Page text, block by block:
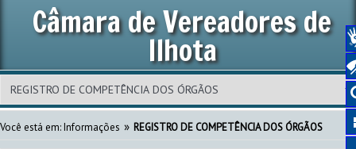
Câmara de Vereadores de
Ilhota
Você está em: Informações » REGISTRO DE COMPETÊNCIA DOS ÓRGÃOS